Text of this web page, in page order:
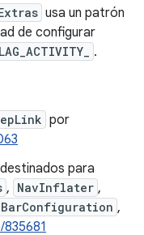
usa un patrón
de configurar
.
por
para
, NavInflater ,
,